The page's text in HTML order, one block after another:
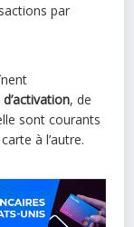
par
, de
sont courants
à l’autre.